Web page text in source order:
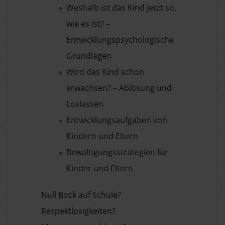
Weshalb ist das Kind jetzt so,
wie es ist? –
Entwicklungspsychologische
Grundlagen
Wird das Kind schon
erwachsen? – Ablösung und
Loslassen
Entwicklungsaufgaben von
Kindern und Eltern
Bewältigungsstrategien für
Kinder und Eltern
Null Bock auf Schule?
Respektlosigkeiten?